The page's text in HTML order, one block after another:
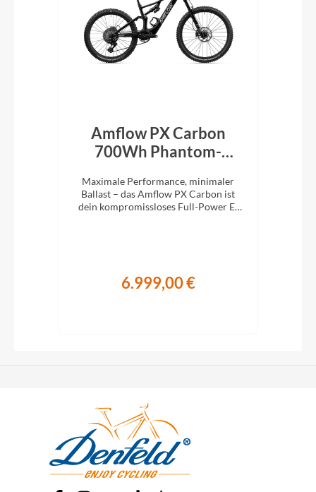
Amflow PX Carbon
700Wh Phantom-
Maximale Performance, minimaler
Ballast – das Amflow PX Carbon ist
dein kompromissloses Full-Power E-
6.999,00 €